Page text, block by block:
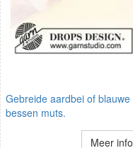
Gebreide aardbei of blauwe
bessen muts.
Meer info